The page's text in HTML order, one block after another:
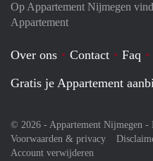
Op Appartement Nijmegen
Appartement
Over ons Contact Faq
Gratis je Appartement
© 2026 - Appartement Nijmegen -
Voorwaarden & privacy
Account verwijderen